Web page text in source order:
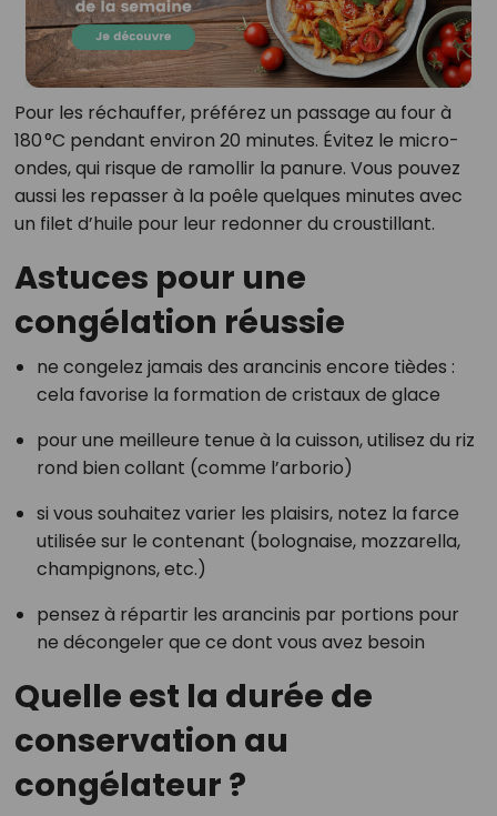
Pour les réchauffer, préférez un passage au four à
180 °C pendant environ 20 minutes. Évitez le micro-
ondes, qui risque de ramollir la panure. Vous pouvez
aussi les repasser à la poêle quelques minutes avec
un filet d’huile pour leur redonner du croustillant.
Astuces pour une
congélation réussie
ne congelez jamais des arancinis encore tièdes :
cela favorise la formation de cristaux de glace
pour une meilleure tenue à la cuisson, utilisez du riz
rond bien collant (comme l’arborio)
si vous souhaitez varier les plaisirs, notez la farce
utilisée sur le contenant (bolognaise, mozzarella,
champignons, etc.)
pensez à répartir les arancinis par portions pour
ne décongeler que ce dont vous avez besoin
Quelle est la durée de
conservation au
congélateur ?